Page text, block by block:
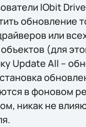
IObit
обновление
или
(для
Update All –
в фоновом
никак не